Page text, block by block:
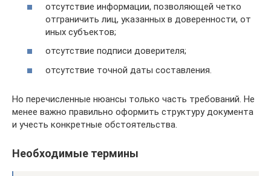
отсутствие информации, позволяющей четко
отграничить лиц, указанных в доверенности, от
иных субъектов;
отсутствие подписи доверителя;
отсутствие точной даты составления.
Но перечисленные нюансы только часть требований. Не
менее важно правильно оформить структуру документа
и учесть конкретные обстоятельства.
Необходимые термины